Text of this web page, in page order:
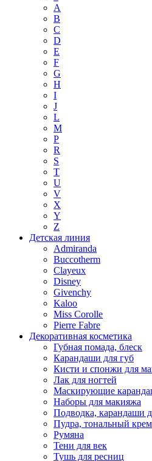
A
B
C
D
E
F
G
H
I
J
L
M
P
R
S
T
U
V
X
Y
Z
Детская линия
Admiranda
Buccotherm
Clayeux
Disney
Givenchy
Kaloo
Miss Corolle
Pierre Fabre
Декоративная косметика
Губная помада, блеск
Карандаши для губ
Кисти и спонжи для
Лак для ногтей
Маскирующие
Наборы для макияжа
Подводка, карандаши
Пудра, тональный крем
Румяна
Тени для век
Тушь для ресниц